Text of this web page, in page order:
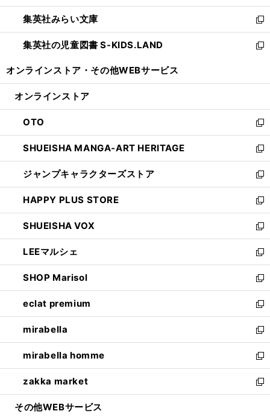
開
く
ウ
で
開
く
ン
ド
ウ
で
ウ
ィ
ン
ド
開
集英社みらい文庫
新
し
い
ン
ウ
で
開
く
集英社の児童図書 S-KIDS.LAND
新
ウ
ン
ド
ウ
で
開
く
オンラインストア・ その他WEBサービス
オンラインストア
OTO
新
し
い
ウ
ィ
ン
ド
ウ
で
開
く
SHUEISHA MANGA-ART HERITAGE
新
し
い
ウ
ィ
ン
ド
ウ
で
開
く
ジャンプキャラクターズストア
新
し
い
ウ
ィ
ン
ド
ウ
で
開
く
HAPPY PLUS STORE
新
し
い
ウ
ィ
ン
ド
ウ
で
開
く
SHUEISHA VOX
新
し
い
ウ
ィ
ン
ド
ウ
で
開
く
LEEマルシェ
新
し
い
ウ
ィ
ン
ド
ウ
で
開
く
SHOP Marisol
新
し
い
ウ
ィ
ン
ド
ウ
で
開
eclat premium
新
し
い
ウ
ィ
ン
ド
ウ
mirabella
新
し
い
ウ
ィ
ン
mirabella homme
新
し
い
ウ
zakka market
新
し
その他WEBサービス